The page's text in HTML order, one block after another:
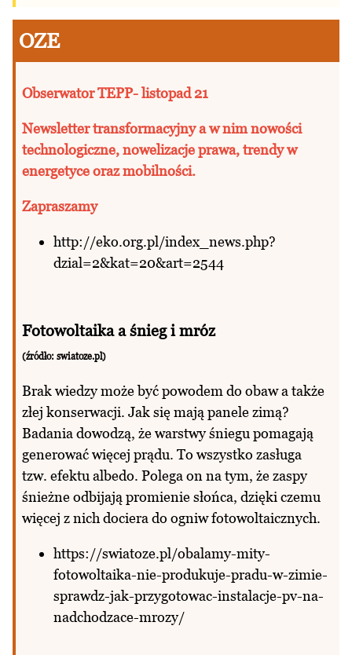
OZE
Obserwator TEPP- listopad 21
Newsletter transformacyjny a w nim nowości
technologiczne, nowelizacje prawa, trendy w
energetyce oraz mobilności.
Zapraszamy
http://eko.org.pl/index_news.php?
dzial=2&kat=20&art=2544
Fotowoltaika a śnieg i mróz
(źródło: swiatoze.pl)
Brak wiedzy może być powodem do obaw a także
złej konserwacji. Jak się mają panele zimą?
Badania dowodzą, że warstwy śniegu pomagają
generować więcej prądu. To wszystko zasługa
tzw. efektu albedo. Polega on na tym, że zaspy
śnieżne odbijają promienie słońca, dzięki czemu
więcej z nich dociera do ogniw fotowoltaicznych.
https://swiatoze.pl/obalamy-mity-
fotowoltaika-nie-produkuje-pradu-w-zimie-
sprawdz-jak-przygotowac-instalacje-pv-na-
nadchodzace-mrozy/